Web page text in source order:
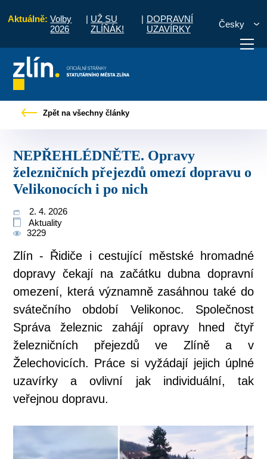
Aktuálně: Volby
2026
| UŽ SU
ZLÍŇÁK!
| DOPRAVNÍ
UZAVÍRKY
Česky
vyřídit Potřebuji zaplatit
Zpět na všechny články
NEPŘEHLÉDNĚTE. Opravy
železničních přejezdů omezí dopravu o
Velikonocích i po nich
2. 4. 2026
Aktuality
3229
Zlín - Řidiče i cestující městské hromadné
dopravy čekají na začátku dubna dopravní
omezení, která významně zasáhnou také do
svátečního období Velikonoc. Společnost
Správa železnic zahájí opravy hned čtyř
železničních přejezdů ve Zlíně a v
Želechovicích. Práce si vyžádají jejich úplné
uzavírky a ovlivní jak individuální, tak
veřejnou dopravu.